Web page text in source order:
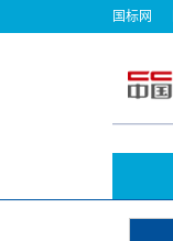
国标网